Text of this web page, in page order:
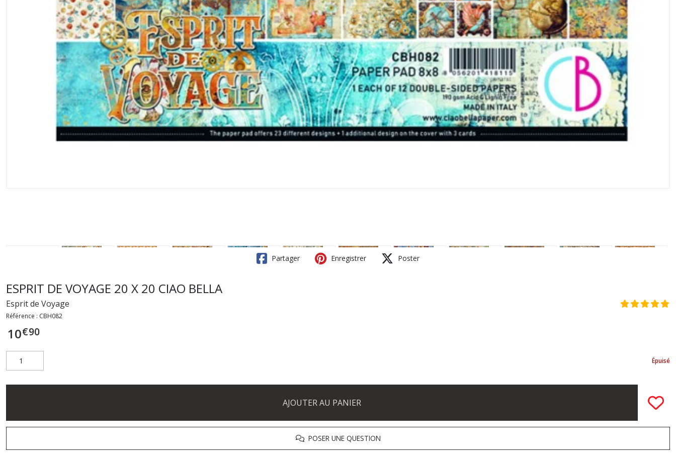
Partager Enregistrer Poster
ESPRIT DE VOYAGE 20 X 20 CIAO BELLA
Esprit de Voyage
Référence : CBH082
10€90
Épuisé
AJOUTER AU PANIER
POSER UNE QUESTION